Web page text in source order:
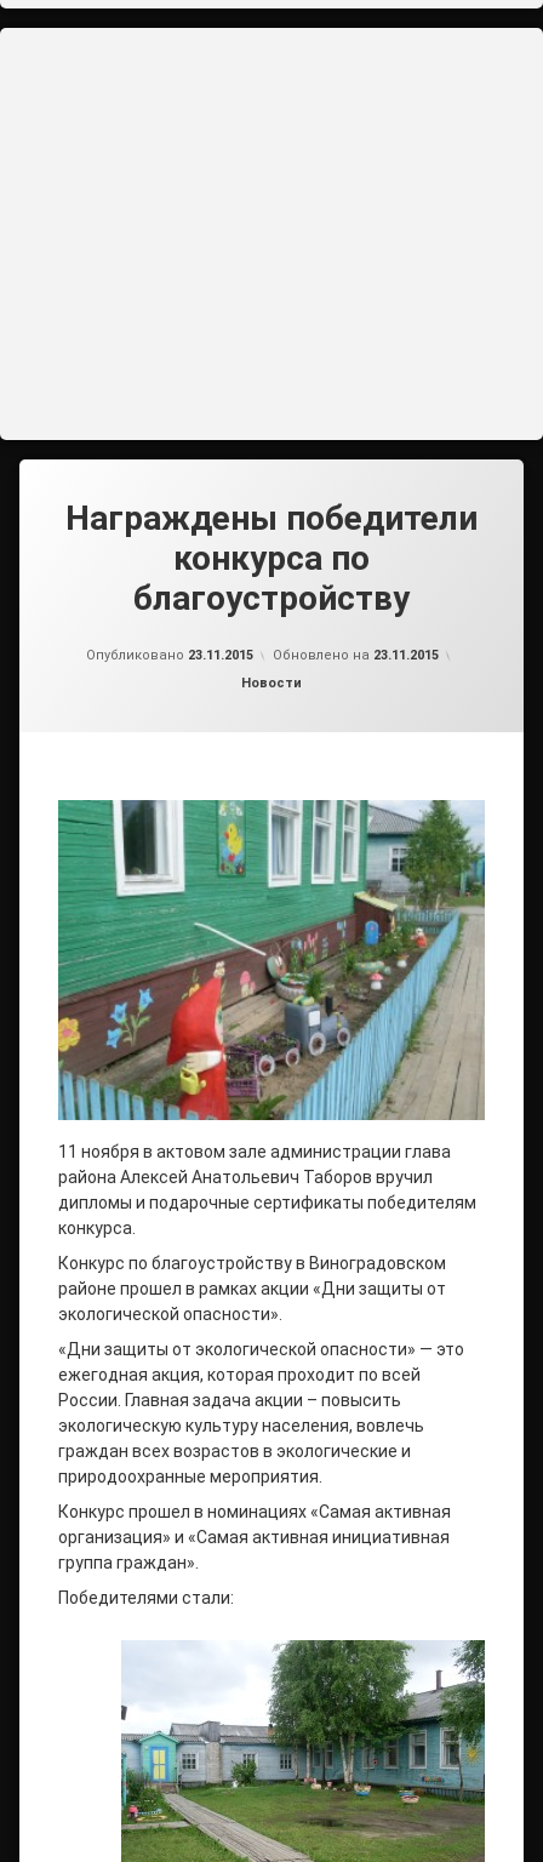
Награждены победители
конкурса по
благоустройству
Опубликовано 23.11.2015 Обновлено на 23.11.2015
Рубрики:
Новости
11 ноября в актовом зале администрации глава
района Алексей Анатольевич Таборов вручил
дипломы и подарочные сертификаты победителям
конкурса.
Конкурс по благоустройству в Виноградовском
районе прошел в рамках акции «Дни защиты от
экологической опасности».
«Дни защиты от экологической опасности» — это
ежегодная акция, которая проходит по всей
России. Главная задача акции – повысить
экологическую культуру населения, вовлечь
граждан всех возрастов в экологические и
природоохранные мероприятия.
Конкурс прошел в номинациях «Самая активная
организация» и «Самая активная инициативная
группа граждан».
Победителями стали: